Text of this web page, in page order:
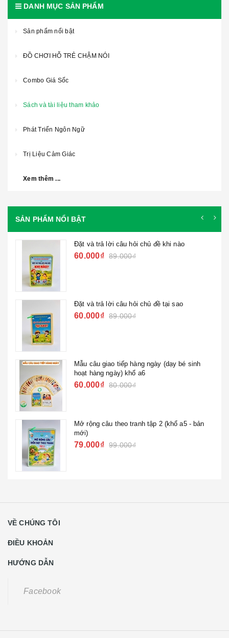
DANH MỤC SẢN PHẨM
Sản phẩm nổi bật
ĐỒ CHƠI HỖ TRẺ CHẬM NÓI
Combo Giá Sốc
Sách và tài liệu tham khảo
Phát Triển Ngôn Ngữ
Trị Liệu Cảm Giác
Xem thêm ...
SẢN PHẨM NỔI BẬT
Đặt và trả lời câu hỏi chủ đề khi nào
60.000₫ 89.000₫
Đặt và trả lời câu hỏi chủ đề tại sao
60.000₫ 89.000₫
Mẫu câu giao tiếp hàng ngày (dạy bé sinh
hoạt hàng ngày) khổ a6
60.000₫ 80.000₫
Mở rộng câu theo tranh tập 2 (khổ a5 - bản
mới)
79.000₫ 99.000₫
VỀ CHÚNG TÔI
ĐIỀU KHOẢN
HƯỚNG DẪN
Facebook